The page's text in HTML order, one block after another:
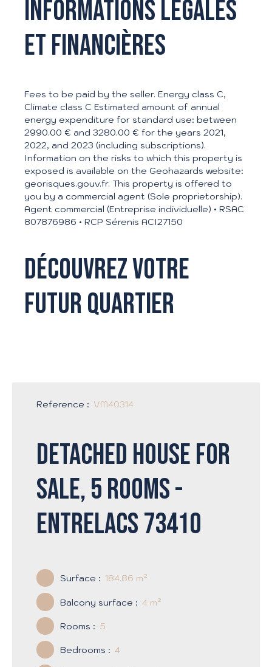
Informations légales
et financières
Fees to be paid by the seller. Energy class C,
Climate class C Estimated amount of annual
energy expenditure for standard use: between
2990.00 € and 3280.00 € for the years 2021,
2022, and 2023 (including subscriptions).
Information on the risks to which this property is
exposed is available on the Geohazards website:
georisques.gouv.fr. This property is offered to
you by a commercial agent (Sole proprietorship).
Agent commercial (Entreprise individuelle) • RSAC
807876986 • RCP Sérenis ACI27150
Découvrez votre
futur quartier
Reference : VM40314
Detached house for
sale, 5 rooms -
Entrelacs 73410
Surface : 184.86 m²
Balcony surface : 4 m²
Rooms : 5
Bedrooms : 4